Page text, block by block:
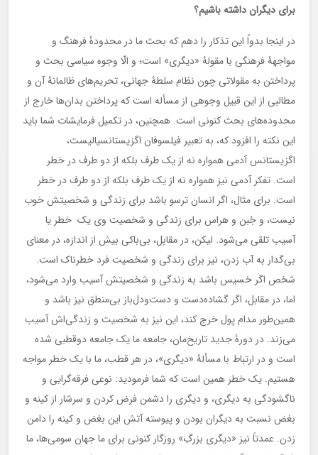
برای دیگران داشته باشیم؟
در اینجا بدواً این تذکار را دهم که بحث ما در محدودۀ فرهنگ و
مواجهۀ فرهنگی با مقولۀ «دیگری» است؛ و الّا وجوه سیاسی بحث و
پرداختن به مقولاتی چون نظام سلطۀ جهانی، تحریم‌های ظالمانۀ آن و
مطالبی از این قبیل وجوهی از مسأله است که پرداختن بدان‌ها خارج از
محدوده‌های بحث کنونی است. همچنین، در تکمیل فرمایشات شما باید
این نکته را افزود که، به تعبیر فیلسوفان اگزیستانسیالیست،
اگزیستانس آدمی همواره نه از یک طرف بلکه از دو طرف در خطر
است. تفکر آدمی نیز همواره نه از یک طرف بلکه از دو طرف در خطر
است. برای مثال، اگر انسان ترسو باشد برای زندگی و شخصیتش خوب
نیست، و جُبن و هراس برای زندگی و شخصیت وی یک خطر یا
آسیب تلقی می‌شود. لیکن، در مقابل، بی‌باکی بیش از اندازه، در معنای
بی‌گدار به آب زدن، نیز برای زندگی و شخصیت فرد خطرناک است.
شخص اگر خسیس باشد به زندگی و شخصیتش آسیب وارد می‌شود،
اما، در مقابل، اگر گشاده‌دست و دست‌ودل‌باز بی‌منطق نیز باشد و
همین‌طور مدام پول خرج کند، این نیز به شخصیت و زندگی‌اش آسیب
می‌زند. در دورۀ جدید تاریخ‌مان، جامعه ما یک جامعه دوقطبی ‌شده
است و در ارتباط با مسألۀ «دیگری»، در هر قطب، ما با یک خطر مواجه
هستیم. یک خطر همین است که شما فرمودید: نوعی فرقه‌گرایی و
ناگشودگی به دیگری، و دیگری را دشمن فرض کردن و سرشار از کینه و
بغض نسبت به دیگران بودن و پیوسته آتش این بغض و کینه را دامن
زدن. عمدتاً نیز «دیگری بزرگِ» روزگار کنونی برای ما جهان سومی‌ها، ما